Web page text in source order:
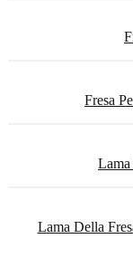
Fresa
Lama Della